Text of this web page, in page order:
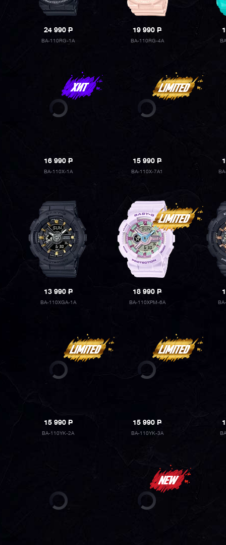
24 990P
BA-110RG-1A
19 990P
BA-110RG-4A
16 990P
BA-110X-1A
15 990P
BA-110X-7A1
13 990P
BA-110XGA-1A
18 990P
BA-110XPM-6A
15 990P
BA-110YK-2A
15 990P
BA-110YK-3A